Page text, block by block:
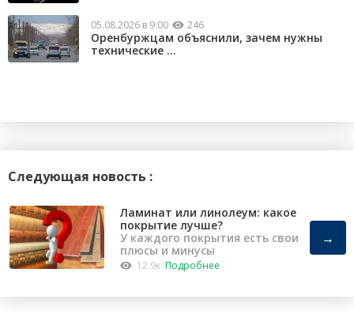
05.08.2026 в 9:00 246
Оренбуржцам объяснили, зачем нужны
технические ...
Следующая новость :
Ламинат или линолеум: какое
покрытие лучше?
У каждого покрытия есть свои
плюсы и минусы
12.9к Подробнее
→